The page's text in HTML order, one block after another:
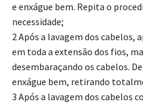
e enxágue bem. Repita o
necessidade;
2 Após a lavagem dos cabelos,
em toda a extensão dos fios,
desembaraçando os cabelos.
enxágue bem, retirando
3 Após a lavagem dos cabelos